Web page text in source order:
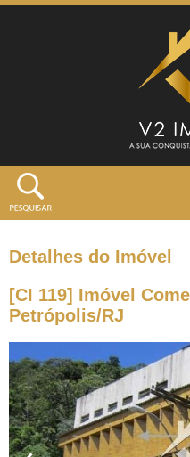
Detalhes do Imóvel
[CI 119] Imóvel
Petrópolis/RJ